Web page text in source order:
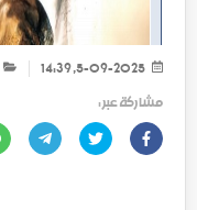
مشاركة عبر :